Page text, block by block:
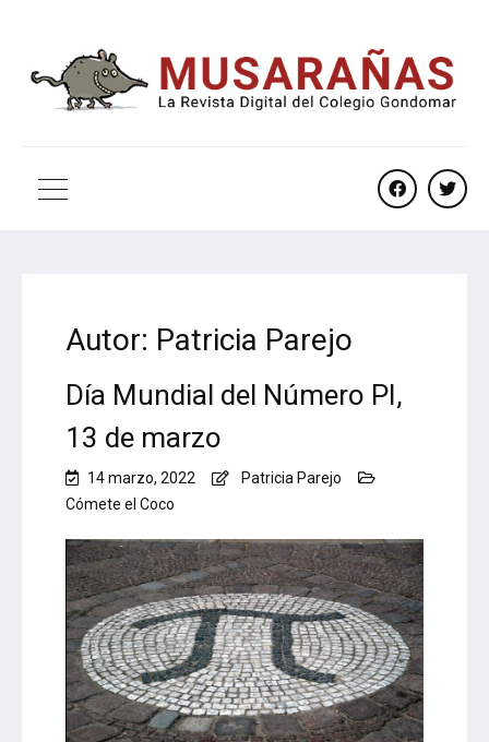
facebook
Autor: Patricia Parejo
Día Mundial del Número PI,
13 de marzo
14 marzo, 2022
Patricia Parejo
Cómete el Coco